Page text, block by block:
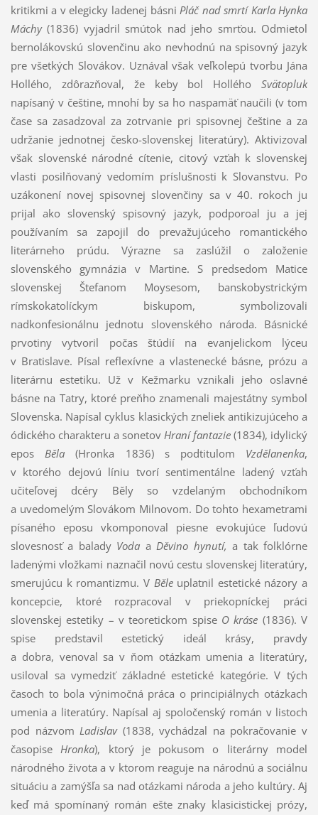
kritikmi a v elegicky ladenej básniPláč nad smrtí Karla Hynka
Máchy(1836) vyjadril smútok nad jeho smrťou. Odmietol
bernolákovskú slovenčinu ako nevhodnú na spisovný jazyk
pre všetkých Slovákov. Uznával však veľkolepú tvorbu Jána
Hollého, zdôrazňoval, že keby bol HolléhoSvätopluk
napísaný v češtine, mnohí by sa ho naspamäť naučili (v tom
čase sa zasadzoval za zotrvanie pri spisovnej češtine a za
udržanie jednotnej česko-slovenskej literatúry). Aktivizoval
však slovenské národné cítenie, citový vzťah k slovenskej
vlasti posilňovaný vedomím príslušnosti k Slovanstvu. Po
uzákonení novej spisovnej slovenčiny sa v 40. rokoch ju
prijal ako slovenský spisovný jazyk, podporoal ju a jej
používaním sa zapojil do prevažujúceho romantického
literárneho prúdu. Výrazne sa zaslúžil o založenie
slovenského gymnázia v Martine. S predsedom Matice
slovenskej Štefanom Moysesom, banskobystrickým
rímskokatolíckym biskupom, symbolizovali
nadkonfesionálnu jednotu slovenského národa. Básnické
prvotiny vytvoril počas štúdií na evanjelickom lýceu
v Bratislave. Písal reflexívne a vlastenecké básne, prózu a
literárnu estetiku. Už v Kežmarku vznikali jeho oslavné
básne na Tatry, ktoré preňho znamenali majestátny symbol
Slovenska. Napísal cyklus klasických zneliek antikizujúceho a
ódického charakteru a sonetovHraní fantazie (1834), idylický
eposBěla (Hronka 1836) s podtitulom Vzdělanenka,
v ktorého dejovú líniu tvorí sentimentálne ladený vzťah
učiteľovej dcéry Běly so vzdelaným obchodníkom
a uvedomelým Slovákom Milnovom. Do tohto hexametrami
písaného eposu vkomponoval piesne evokujúce ľudovú
slovesnosť a balady Voda aDěvino hynutí,a tak folklórne
ladenými vložkami naznačil novú cestu slovenskej literatúry,
smerujúcu k romantizmu. V Běleuplatnil estetické názory a
koncepcie, ktoré rozpracoval v priekopníckej práci
slovenskej estetiky – v teoretickom spise O kráse (1836). V
spise predstavil estetický ideál krásy, pravdy
a dobra, venoval sa v ňom otázkam umenia a literatúry,
usiloval sa vymedziť základné estetické kategórie. V tých
časoch to bola výnimočná práca o principiálnych otázkach
umenia a literatúry. Napísal aj spoločenský román v listoch
pod názvomLadislav(1838, vychádzal na pokračovanie v
časopiseHronka), ktorý je pokusom o literárny model
národného života a v ktorom reaguje na národnú a sociálnu
situáciu a zamýšľa sa nad otázkami národa a jeho kultúry. Aj
keď má spomínaný román ešte znaky klasicistickej prózy,